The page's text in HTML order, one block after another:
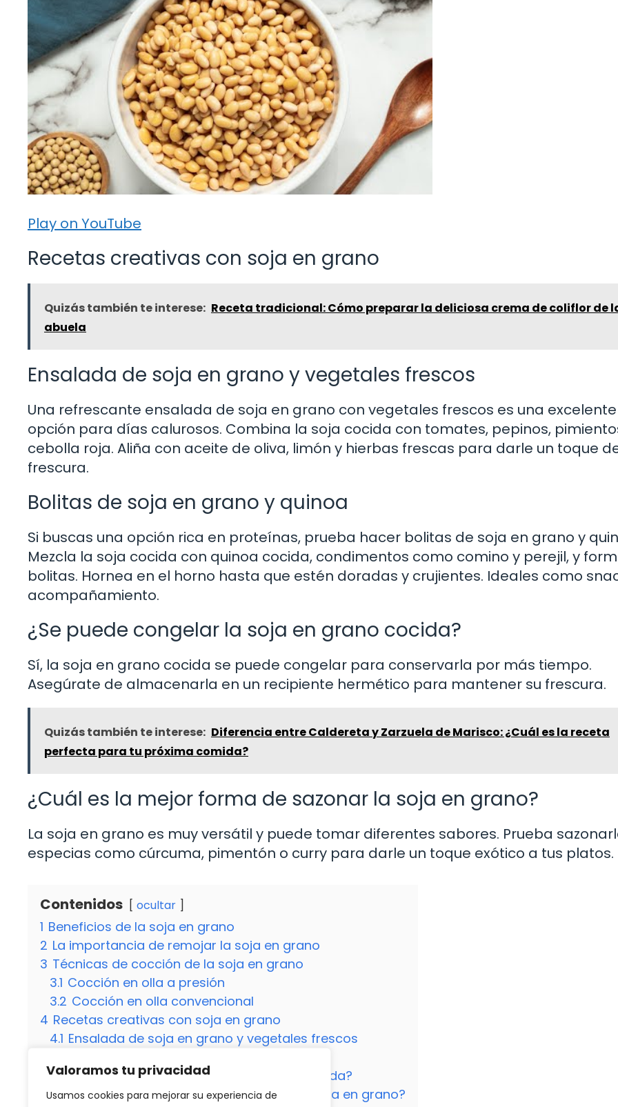
Valoramos tu privacidad
Usamos cookies para mejorar su experiencia de
Play on YouTube
Recetas creativas con soja en grano
Quizás también te interese: Receta tradicional: Cómo preparar la deliciosa crema de coliflor de
abuela
Ensalada de soja en grano y vegetales frescos
Una refrescante ensalada de soja en grano con vegetales frescos es una excelente
opción para días calurosos. Combina la soja cocida con tomates, pepinos,
cebolla roja. Aliña con aceite de oliva, limón y hierbas frescas para darle un toque
frescura.
Bolitas de soja en grano y quinoa
Si buscas una opción rica en proteínas, prueba hacer bolitas de soja en grano y
Mezcla la soja cocida con quinoa cocida, condimentos como comino y perejil, y
bolitas. Hornea en el horno hasta que estén doradas y crujientes. Ideales como
acompañamiento.
¿Se puede congelar la soja en grano cocida?
Sí, la soja en grano cocida se puede congelar para conservarla por más tiempo.
Asegúrate de almacenarla en un recipiente hermético para mantener su frescura.
Quizás también te interese: Diferencia entre Caldereta y Zarzuela de Marisco: ¿Cuál es la receta
perfecta para tu próxima comida?
¿Cuál es la mejor forma de sazonar la soja en grano?
La soja en grano es muy versátil y puede tomar diferentes sabores. Prueba
especias como cúrcuma, pimentón o curry para darle un toque exótico a tus platos.
Contenidos ocultar
1 Beneficios de la soja en grano
2 La importancia de remojar la soja en grano
3 Técnicas de cocción de la soja en grano
3.1 Cocción en olla a presión
3.2 Cocción en olla convencional
4 Recetas creativas con soja en grano
4.1 Ensalada de soja en grano y vegetales frescos
4.3 ¿Se puede congelar la soja en grano cocida?
4.4 ¿Cuál es la mejor forma de sazonar la soja en grano?